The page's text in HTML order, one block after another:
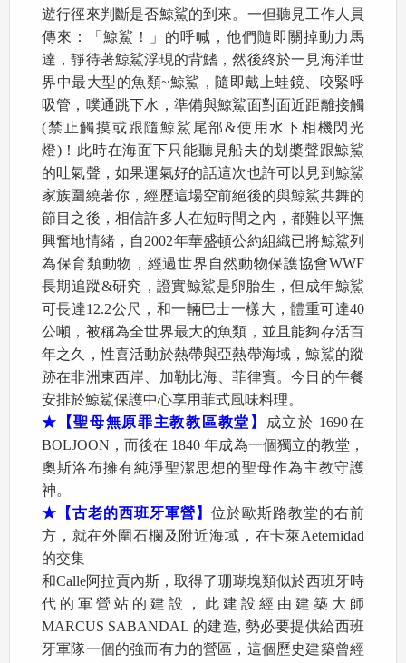
遊行徑來判斷是否鯨鯊的到來。一但聽見工作人員
傳來：「鯨鯊！」的呼喊，他們隨即關掉動力馬
達，靜待著鯨鯊浮現的背鰭，然後終於一見海洋世
界中最大型的魚類~鯨鯊，隨即戴上蛙鏡、咬緊呼
吸管，噗通跳下水，準備與鯨鯊面對面近距離接觸
(禁止觸摸或跟隨鯨鯊尾部&使用水下相機閃光
燈)！此時在海面下只能聽見船夫的划槳聲跟鯨鯊
的吐氣聲，如果運氣好的話這次也許可以見到鯨鯊
家族圍繞著你，經歷這場空前絕後的與鯨鯊共舞的
節目之後，相信許多人在短時間之內，都難以平撫
興奮地情緒，自2002年華盛頓公約組織已將鯨鯊列
為保育類動物，經過世界自然動物保護協會WWF
長期追蹤&研究，證實鯨鯊是卵胎生，但成年鯨鯊
可長達12.2公尺，和一輛巴士一樣大，體重可達40
公噸，被稱為全世界最大的魚類，並且能夠存活百
年之久，性喜活動於熱帶與亞熱帶海域，鯨鯊的蹤
跡在非洲東西岸、加勒比海、菲律賓。今日的午餐
安排於鯨鯊保護中心享用菲式風味料理。
★【聖母無原罪主教教區教堂】
成立於 1690在
BOLJOON，而後在 1840 年成為一個獨立的教堂，
奧斯洛布擁有純淨聖潔思想的聖母作為主教守護
神。
★【古老的西班牙軍營】 位於歐斯路教堂的右前
方，就在外圍石欄及附近海域，在卡萊Aeternidad
的交集
和Calle阿拉貢內斯，取得了珊瑚塊類似於西班牙時
代的軍營站的建設，此建設經由建築大師
MARCUS SABANDAL 的建造, 勢必要提供給西班
牙軍隊一個的強而有力的營區，這個歷史建築曾經